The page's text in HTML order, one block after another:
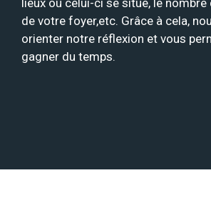
de votre foyer,etc. Grâce à cela,
orienter notre réflexion et vous
gagner du temps.